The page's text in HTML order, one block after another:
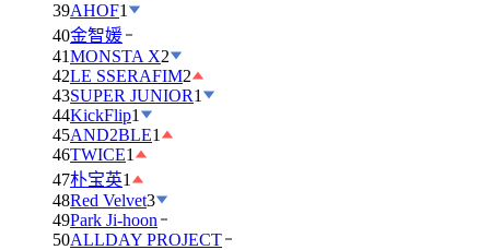
39AHOF1
40金智媛
41MONSTA X2
42LE SSERAFIM2
43SUPER JUNIOR1
44KickFlip1
45AND2BLE1
46TWICE1
47朴宝英1
48Red Velvet3
49Park Ji-hoon
50ALLDAY PROJECT